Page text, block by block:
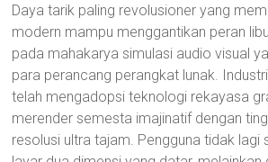
Daya tarik paling revolusioner yang
modern mampu menggantikan peran
pada mahakarya simulasi audio visual
para perancang perangkat lunak.
telah mengadopsi teknologi rekayasa
merender semesta imajinatif dengan
resolusi ultra tajam. Pengguna tidak lagi